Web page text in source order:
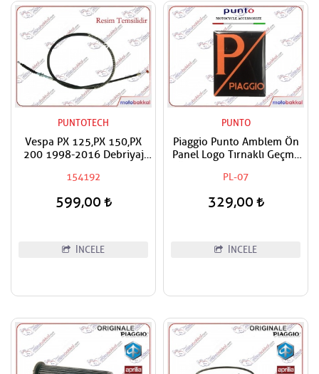
PUNTOTECH
Vespa PX 125,PX 150,PX
200 1998-2016 Debriyaj
154192
599,00
İNCELE
PUNTO
Piaggio Punto Amblem Ön
Panel Logo Tırnaklı Geçme
Turuncu-siyah
PL-07
329,00
İNCELE